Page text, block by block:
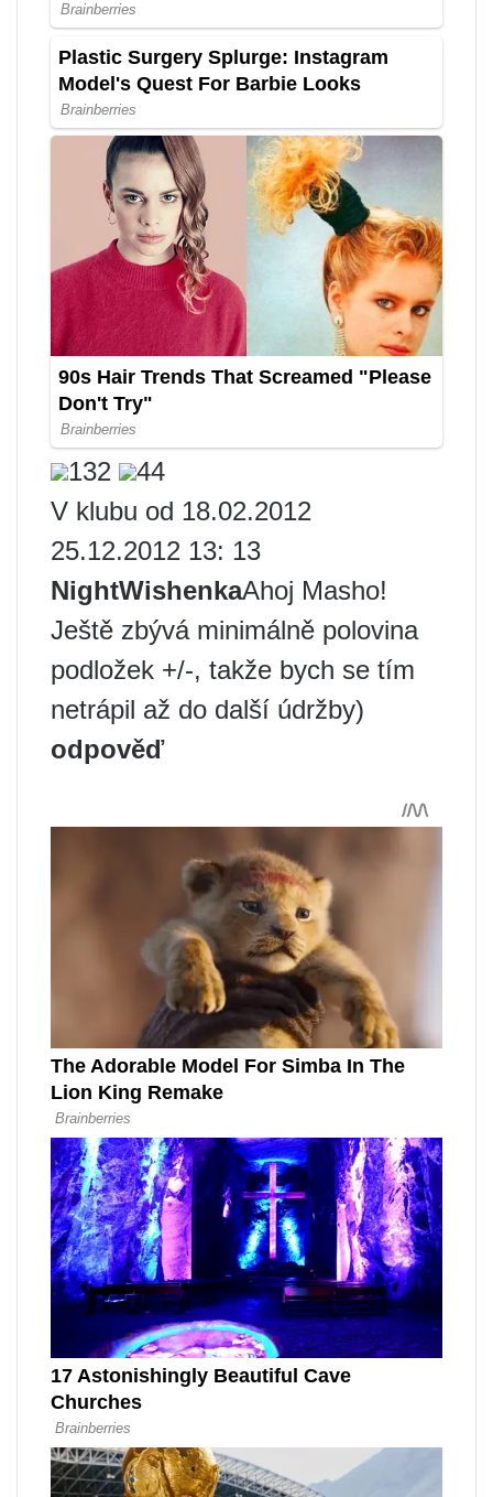
132
44
V klubu od 18.02.2012
25.12.2012 13: 13
NightWishenkaAhoj Masho!
Ještě zbývá minimálně polovina
podložek +/-, takže bych se tím
netrápil až do další údržby)
odpověď